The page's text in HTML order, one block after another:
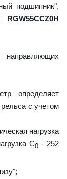
подшипник",
RGW55CCZ0H
определяет
с учетом
нагрузка
С0 - 252